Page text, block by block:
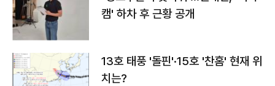
캠' 하차 후 근황 공개
13호 태풍 '돌핀'·15호 '찬홈' 현재 위
치는?